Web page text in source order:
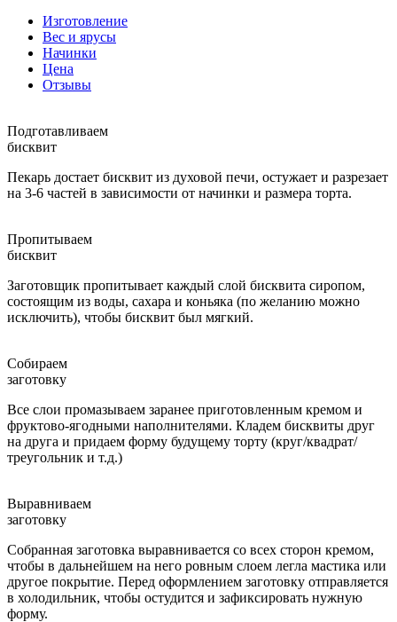
Изготовление
Вес и ярусы
Начинки
Цена
Отзывы
Подготавливаем
бисквит
Пекарь достает бисквит из духовой печи, остужает и разрезает
на 3-6 частей в зависимости от начинки и размера торта.
Пропитываем
бисквит
Заготовщик пропитывает каждый слой бисквита сиропом,
состоящим из воды, сахара и коньяка (по желанию можно
исключить), чтобы бисквит был мягкий.
Собираем
заготовку
Все слои промазываем заранее приготовленным кремом и
фруктово-ягодными наполнителями. Кладем бисквиты друг
на друга и придаем форму будущему торту (круг/квадрат/
треугольник и т.д.)
Выравниваем
заготовку
Собранная заготовка выравнивается со всех сторон кремом,
чтобы в дальнейшем на него ровным слоем легла мастика или
другое покрытие. Перед оформлением заготовку отправляется
в холодильник, чтобы остудится и зафиксировать нужную
форму.